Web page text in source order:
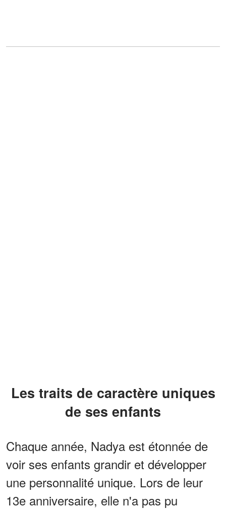
Les traits de caractère uniques
de ses enfants
Chaque année, Nadya est étonnée de
voir ses enfants grandir et développer
une personnalité unique. Lors de leur
13e anniversaire, elle n'a pas pu